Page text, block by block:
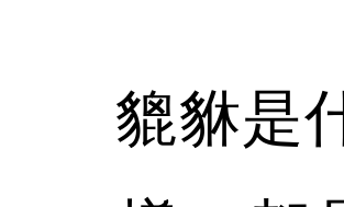
貔貅是